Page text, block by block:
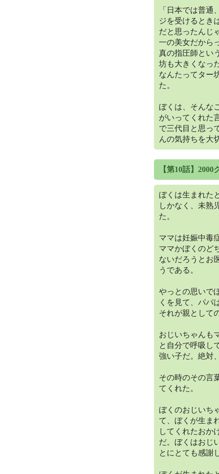
「日本では普
ジを受けるとき
だと思ったんじ
一の美女だから
真の指圧師とい
坊も大きくなっ
なんたってター
た。
ぼくは、そんな
がいってくれた
で三代目と思っ
んの気持ちを大
【第10話】2000
ぼくは生まれた
しかなく、未熟
た。
ママは妊娠中毒
ママかぼくのど
ないだろうとお
うである。
やっとの思いで
くを見て、パパ
それが親として
おじいちゃんも
と自分で呼吸し
強い子だ。絶対
その時のその言
てくれた。
ぼくのおじいち
て、ぼくが生ま
してくれたおか
だ。ぼくはおじ
とにとても感謝